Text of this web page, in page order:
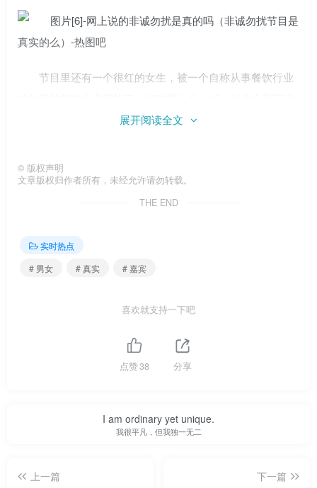
节目里还有一个很红的女生，被一个自称从事餐饮行业
流，没想到会在一起。展开阅读全文
© 版权声明
文章版权归作者所有，未经允许请勿转载。
THE END
实时热点
# 男女
# 真实 # 嘉宾
喜欢就支持一下吧
点赞38 分享
I am ordinary yet unique.
我很平凡，但我独一无二
上一篇
下一篇